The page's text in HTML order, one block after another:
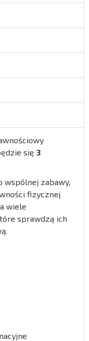
się 3
wspólnej zabawy,
fizycznej
wiele
sprawdzą ich